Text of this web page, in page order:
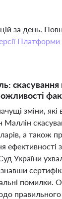
за день.
зміни,
а також
України
помилки.